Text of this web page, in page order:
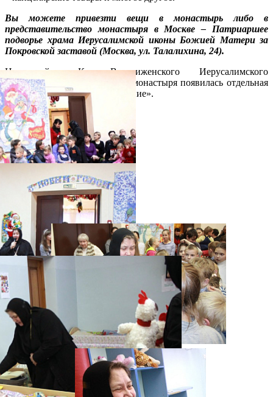
Вы можете привезти вещи в монастырь либо в
представительство монастыря в Москве – Патриаршее
подворье храма Иерусалимской иконы Божией Матери за
Покровской заставой (Москва, ул. Талалихина, 24).
На сайте Кресто-Воздвиженского Иерусалимского
ставропигиального женского монастыря появилась отдельная
страница: «Социальное служение».
Распечатать
Фото